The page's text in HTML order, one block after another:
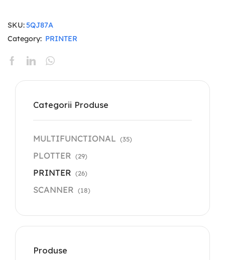
SKU:5QJ87A
Category: PRINTER
Categorii Produse
MULTIFUNCTIONAL (35)
PLOTTER (29)
PRINTER (26)
SCANNER (18)
Produse